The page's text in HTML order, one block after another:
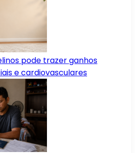
pode trazer ganhos
e cardiovasculares